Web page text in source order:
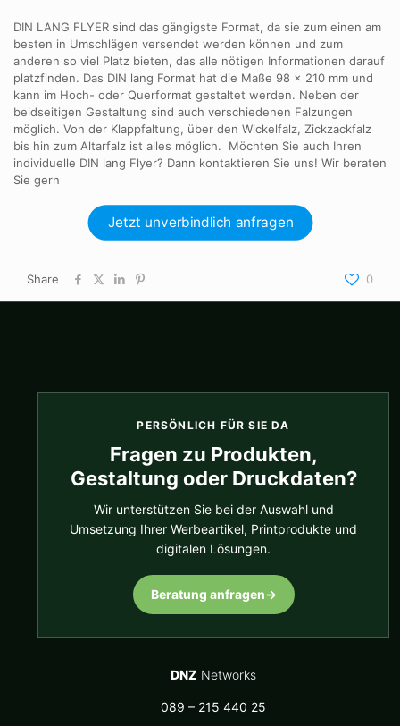
DIN LANG FLYER sind das gängigste Format, da sie zum einen am
besten in Umschlägen versendet werden können und zum
anderen so viel Platz bieten, das alle nötigen Informationen darauf
platzfinden. Das DIN lang Format hat die Maße 98 x 210 mm und
kann im Hoch- oder Querformat gestaltet werden. Neben der
beidseitigen Gestaltung sind auch verschiedenen Falzungen
möglich. Von der Klappfaltung, über den Wickelfalz, Zickzackfalz
bis hin zum Altarfalz ist alles möglich.
Möchten Sie auch Ihren
individuelle DIN lang Flyer? Dann kontaktieren Sie uns! Wir beraten
Sie gern
Jetzt unverbindlich anfragen
Share 0
PERSÖNLICH FÜR SIE DA
Fragen zu Produkten,
Gestaltung oder Druckdaten?
Wir unterstützen Sie bei der Auswahl und
Umsetzung Ihrer Werbeartikel, Printprodukte und
digitalen Lösungen.
Beratung anfragen→
DNZ Networks
089 – 215 440 25